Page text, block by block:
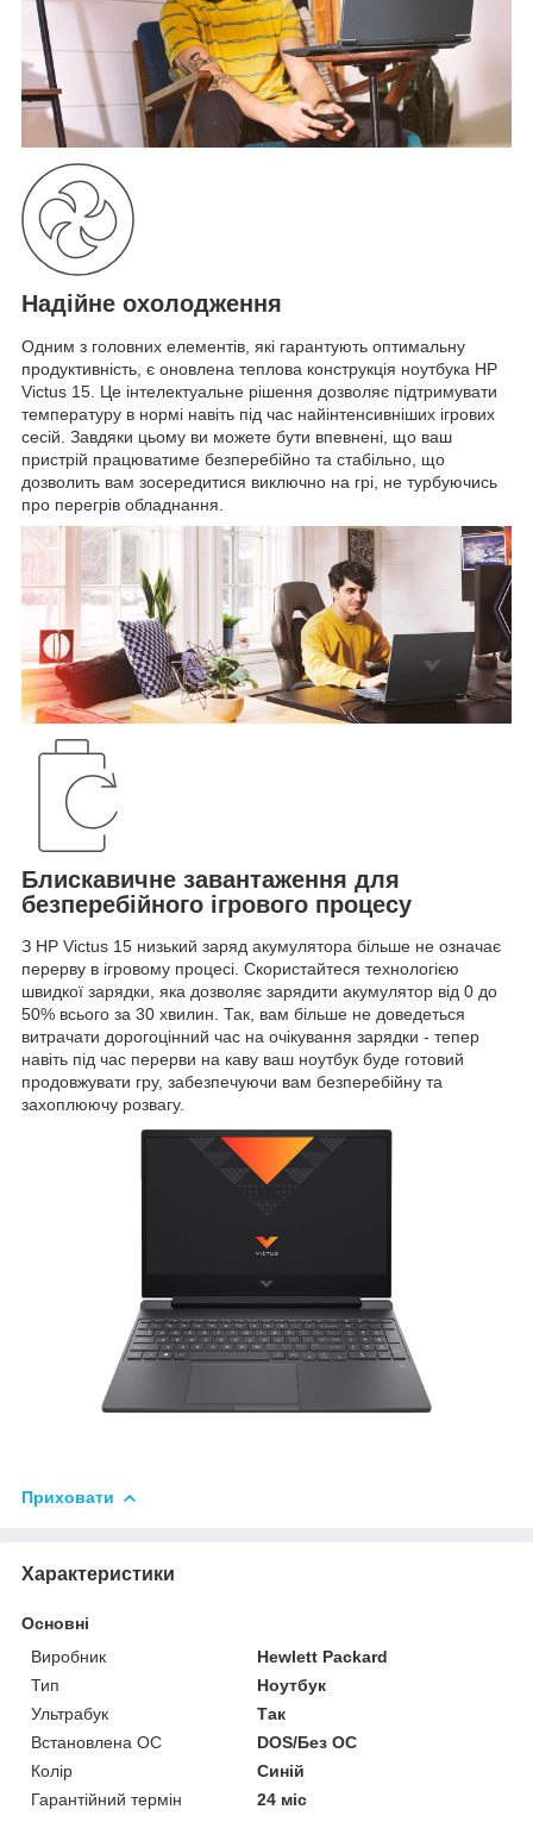
Надійне охолодження
Одним з головних елементів, які гарантують оптимальну
продуктивність, є оновлена ​​теплова конструкція ноутбука HP
Victus 15. Це інтелектуальне рішення дозволяє підтримувати
температуру в нормі навіть під час найінтенсивніших ігрових
сесій. Завдяки цьому ви можете бути впевнені, що ваш
пристрій працюватиме безперебійно та стабільно, що
дозволить вам зосередитися виключно на грі, не турбуючись
про перегрів обладнання.
Блискавичне завантаження для
безперебійного ігрового процесу
З HP Victus 15 низький заряд акумулятора більше не означає
перерву в ігровому процесі. Скористайтеся технологією
швидкої зарядки, яка дозволяє зарядити акумулятор від 0 до
50% всього за 30 хвилин. Так, вам більше не доведеться
витрачати дорогоцінний час на очікування зарядки - тепер
навіть під час перерви на каву ваш ноутбук буде готовий
продовжувати гру, забезпечуючи вам безперебійну та
захоплюючу розвагу.
Приховати
Характеристики
Основні
Виробник
Hewlett Packard
Тип
Ноутбук
Ультрабук
Так
Встановлена ОС
DOS/Без ОС
Колір
Синій
Гарантійний термін
24 міс